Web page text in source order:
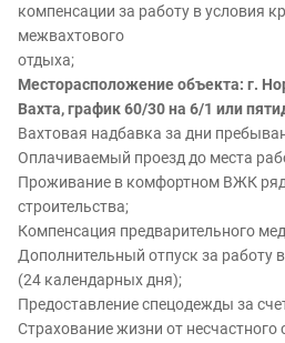
компенсации за работу в условия
межвахтового
отдыха;
Месторасположение объекта: г.
Вахта, график 60/30 на 6/1 или
Вахтовая надбавка за дни
Оплачиваемый проезд до места
Проживание в комфортном ВЖК
строительства;
Компенсация предварительного
Дополнительный отпуск за работу
(24 календарных дня);
Предоставление спецодежды за
Страхование жизни от несчастного